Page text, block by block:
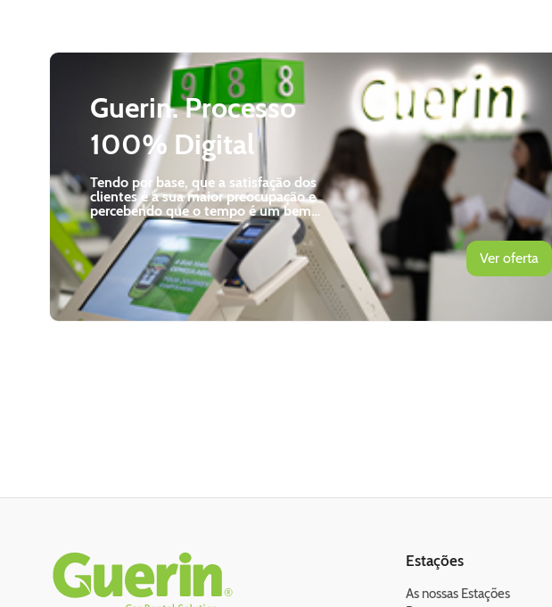
Guerin. Processo
100% Digital
Tendo por base, que a satisfação dos
clientes é a sua maior preocupação e
percebendo que o tempo é um bem
cada vez mais precioso, a Guerin
decidiu desenvolver um processo de
aluguer 100% digital e autónomo.
Desde a criação da reserva à
devolução do veículo, todo o
processo de aluguer é realizado
através de websites, kiosks e
dispensadores, adaptados às
Ver oferta
Rodapé Estações
As nossas Estações